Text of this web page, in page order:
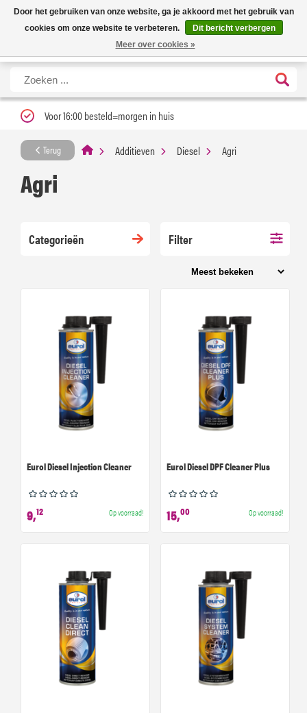
Nieuwe levertijd: 1 tot 3 werkdagen | Nu 25% korting op gehele assortiment
Carfume met kortingscode ''verfrissend''
X
Voor 16:00 besteld=morgen in huis
Terug Additieven Diesel Agri
Agri
Categorieën Filter
Eurol Diesel Injection Cleaner
9,12 Op voorraad!
Eurol Diesel DPF Cleaner Plus
15,00 Op voorraad!
Door het gebruiken van onze website, ga je akkoord met het gebruik van
cookies om onze website te verbeteren.
Dit bericht verbergen
Meer over cookies »